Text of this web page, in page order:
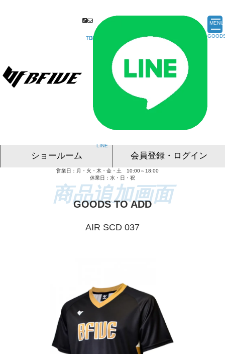
MENU
ショールーム
東京ショールーム
名古屋ショールーム
大阪ショールーム
福岡ショールーム
会員登録・ログイン
営業日：月・火・木・金・土 10:00～18:00
休業日：水・日・祝
GOODS TO ADD
AIR SCD 037